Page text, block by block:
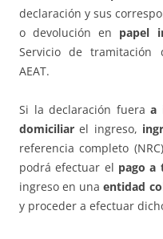
declaración y sus
o devolución en papel
Servicio de tramitación
AEAT.
Si la declaración fuera a
domiciliar el ingreso,
referencia completo
podrá efectuar el pago a
ingreso en unaentidad
y proceder a efectuar